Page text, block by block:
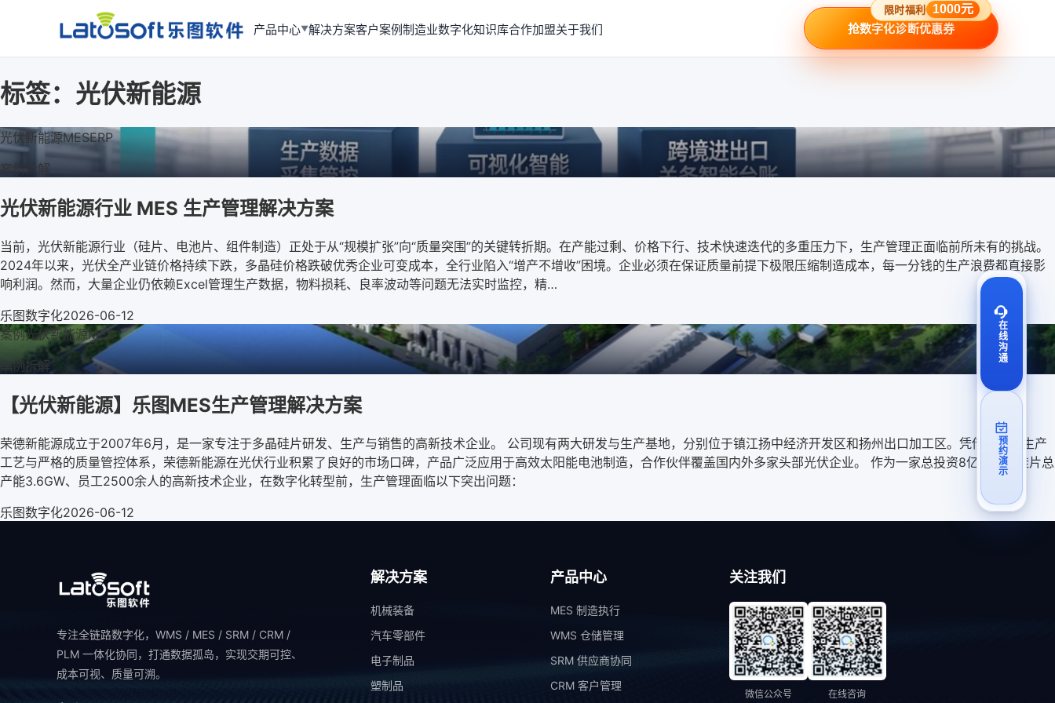
产品中心▼解决方案客户案例制造业数字化知识库合作加盟关于我们
限时福利 1000元
抢数字化诊断优惠券
标签： 光伏新能源
光伏新能源MESERP
案例拆解
光伏新能源行业 MES 生产管理解决方案
当前，光伏新能源行业（硅片、电池片、组件制造）正处于从“规模扩张”向“质量突围”的关键转折期。在产能过剩、价格下行、技术快速迭代的多重压力下，生产管理正面临前所未有的挑战。
2024年以来，光伏全产业链价格持续下跌，多晶硅价格跌破优秀企业可变成本，全行业陷入“增产不增收”困境。企业必须在保证质量前提下极限压缩制造成本，每一分钱的生产浪费都直接影
响利润。然而，大量企业仍依赖Excel管理生产数据，物料损耗、良率波动等问题无法实时监控，精…
乐图数字化2026-06-12
案例光伏新能源MES
案例拆解
【光伏新能源】乐图MES生产管理解决方案
荣德新能源成立于2007年6月，是一家专注于多晶硅片研发、生产与销售的高新技术企业。 公司现有两大研发与生产基地，分别位于镇江扬中经济开发区和扬州出口加工区。凭借先进的生产
工艺与严格的质量管控体系，荣德新能源在光伏行业积累了良好的市场口碑，产品广泛应用于高效太阳能电池制造，合作伙伴覆盖国内外多家头部光伏企业。 作为一家总投资8亿美元、硅片总
产能3.6GW、员工2500余人的高新技术企业，在数字化转型前，生产管理面临以下突出问题：
乐图数字化2026-06-12
专注全链路数字化，WMS / MES / SRM / CRM /
PLM 一体化协同，打通数据孤岛，实现交期可控、
成本可视、质量可溯。
解决方案
机械装备
汽车零部件
电子制品
塑制品
产品中心
MES 制造执行
WMS 仓储管理
SRM 供应商协同
CRM 客户管理
关注我们
微信公众号 在线咨询
在线沟通
预约演示